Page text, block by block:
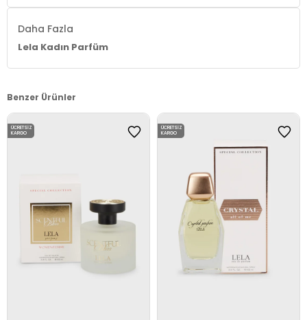
Daha Fazla
Lela Kadın Parfüm
Benzer Ürünler
ÜCRETSIZ
KARGO
ÜCRETSIZ
KARGO